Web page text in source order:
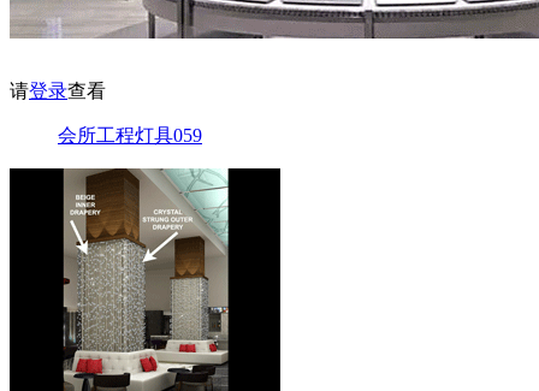
请登录查看
会所工程灯具059